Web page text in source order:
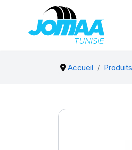
Accueil Produits